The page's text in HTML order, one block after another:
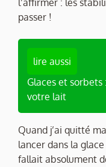
l’affirmer : les
passer !
lire aussi
Glaces et
votre lait
Quand j’ai quitté
lancer dans la
fallait absolument